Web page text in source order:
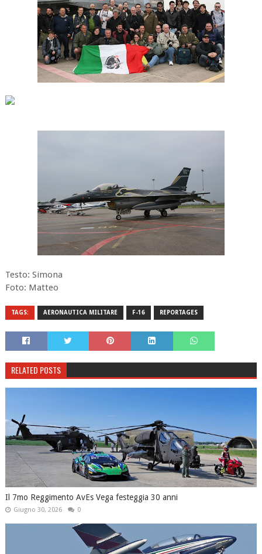
Testo: Simona
Foto: Matteo
TAGS: AERONAUTICA MILITARE F-16 REPORTAGES
RELATED POSTS
Il 7mo Reggimento AvEs Vega festeggia 30 anni
Giugno 30, 2026 0